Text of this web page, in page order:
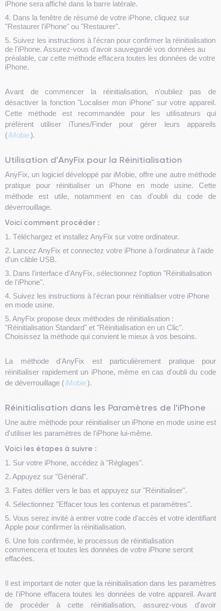
iPhone sera affiché dans la barre latérale.
4. Dans la fenêtre de résumé de votre iPhone, cliquez sur
"Restaurer l'iPhone" ou "Restaurer".
5. Suivez les instructions à l'écran pour confirmer la réinitialisation
de l'iPhone. Assurez-vous d'avoir sauvegardé vos données au
préalable, car cette méthode effacera toutes les données de votre
iPhone.
Avant de commencer la réinitialisation, n'oubliez pas de
désactiver la fonction "Localiser mon iPhone" sur votre appareil.
Cette méthode est recommandée pour les utilisateurs qui
préfèrent utiliser iTunes/Finder pour gérer leurs appareils
(iMobie).
Utilisation d'AnyFix pour la Réinitialisation
AnyFix, un logiciel développé par iMobie, offre une autre méthode
pratique pour réinitialiser un iPhone en mode usine. Cette
méthode est utile, notamment en cas d'oubli du code de
déverrouillage.
Voici comment procéder :
1. Téléchargez et installez AnyFix sur votre ordinateur.
2. Lancez AnyFix et connectez votre iPhone à l'ordinateur à l'aide
d'un câble USB.
3. Dans l'interface d'AnyFix, sélectionnez l'option "Réinitialisation
de l'iPhone".
4. Suivez les instructions à l'écran pour réinitialiser votre iPhone
en mode usine.
5. AnyFix propose deux méthodes de réinitialisation :
"Réinitialisation Standard" et "Réinitialisation en un Clic".
Choisissez la méthode qui convient le mieux à vos besoins.
La méthode d'AnyFix est particulièrement pratique pour
réinitialiser rapidement un iPhone, même en cas d'oubli du code
de déverrouillage (iMobie).
Réinitialisation dans les Paramètres de l'iPhone
Une autre méthode pour réinitialiser un iPhone en mode usine est
d'utiliser les paramètres de l'iPhone lui-même.
Voici les étapes à suivre :
1. Sur votre iPhone, accédez à "Réglages".
2. Appuyez sur "Général".
3. Faites défiler vers le bas et appuyez sur "Réinitialiser".
4. Sélectionnez "Effacer tous les contenus et paramètres".
5. Vous serez invité à entrer votre code d'accès et votre identifiant
Apple pour confirmer la réinitialisation.
6. Une fois confirmée, le processus de réinitialisation
commencera et toutes les données de votre iPhone seront
effacées.
Il est important de noter que la réinitialisation dans les paramètres
de l'iPhone effacera toutes les données de votre appareil. Avant
de procéder à cette réinitialisation, assurez-vous d'avoir